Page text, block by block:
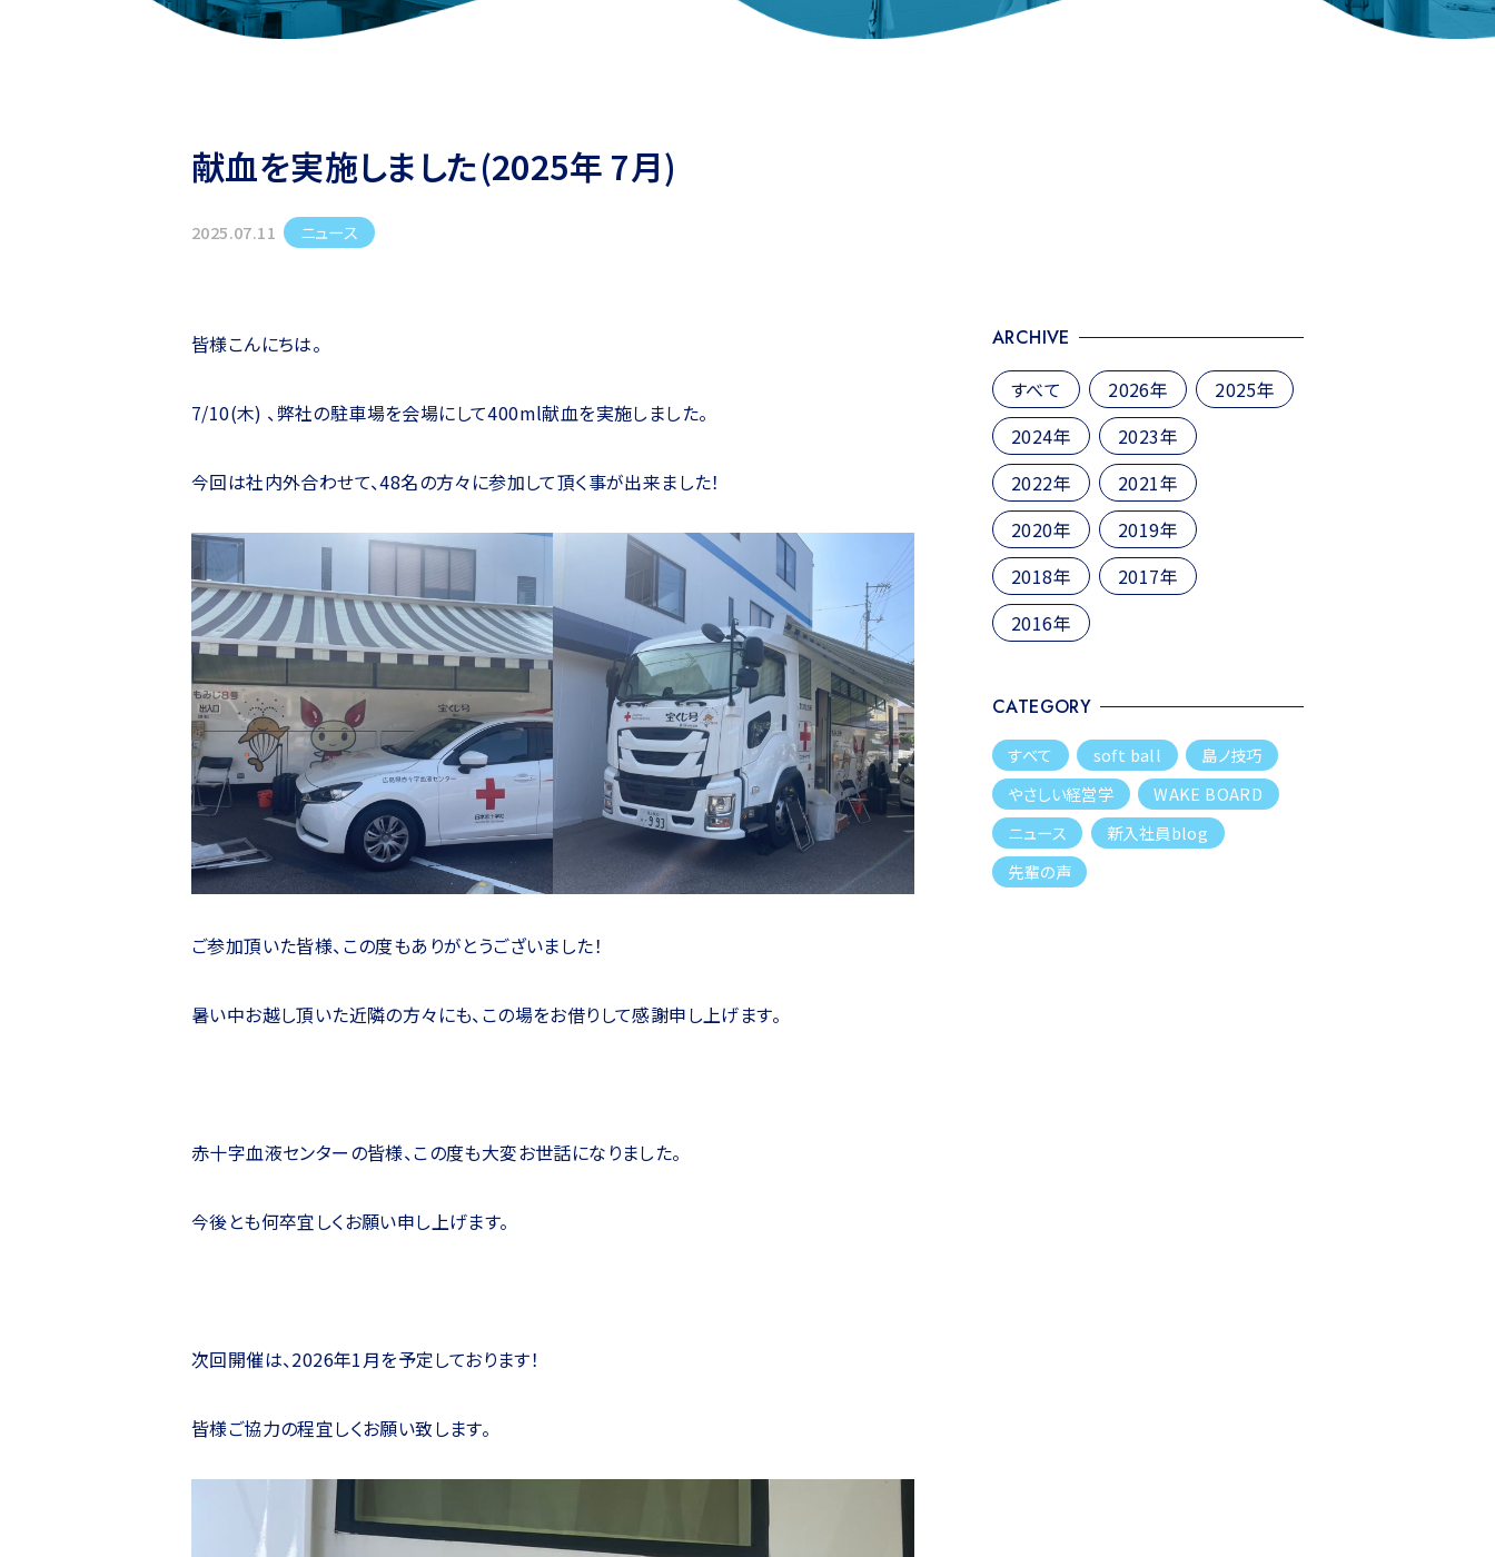
献血を実施しました(2025年 7月)
2025.07.11 ニュース
皆様こんにちは。
7/10(木) 、弊社の駐車場を会場にして400ml献血を実施しました。
今回は社内外合わせて、48名の方々に参加して頂く事が出来ました！
ご参加頂いた皆様、この度もありがとうございました！
暑い中お越し頂いた近隣の方々にも、この場をお借りして感謝申し上げます。
赤十字血液センターの皆様、この度も大変お世話になりました。
今後とも何卒宜しくお願い申し上げます。
次回開催は、2026年1月を予定しております！
皆様ご協力の程宜しくお願い致します。
ARCHIVE
すべて 2026年
2025年
2024年
2023年
2022年
2021年
2020年
2019年
2018年
2017年
2016年
CATEGORY
すべて soft ball
島ノ技巧
やさしい経営学
WAKE BOARD
ニュース
新入社員blog
先輩の声